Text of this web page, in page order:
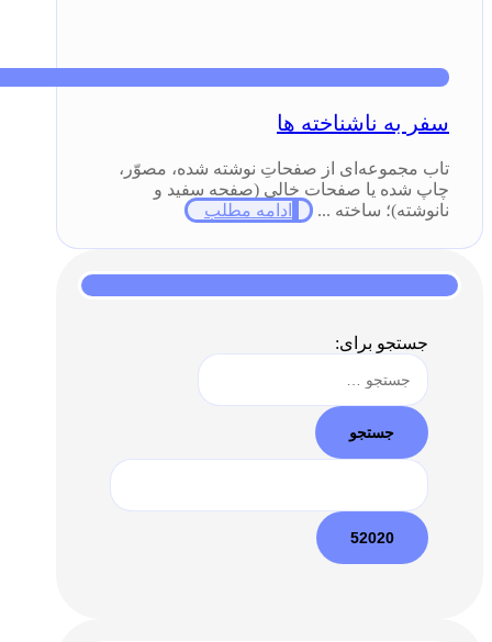
سفر به ناشناخته ها
تاب مجموعه‌ای از صفحاتِ نوشته شده، مصوّر،
چاپ شده یا صفحات خالی (صفحه سفید و
نانوشته)؛ ساخته ...
ادامه مطلب
جستجو برای: